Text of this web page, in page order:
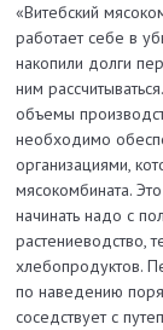
«Витебский
работает себе в
накопили долги
ним
объемы
необходимо
организациями,
мясокомбината.
начинать надо с
растениеводство,
хлебопродуктов.
по наведению
соседствует с